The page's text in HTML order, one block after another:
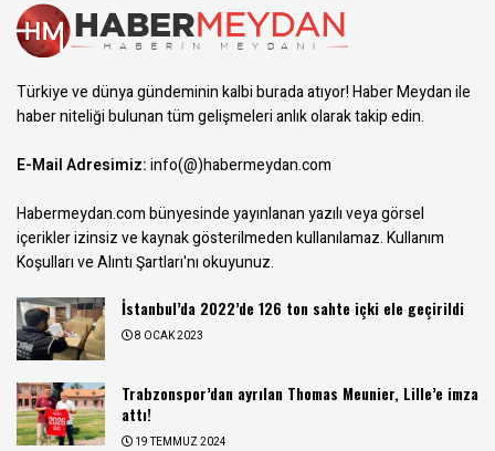
Türkiye ve dünya gündeminin kalbi burada atıyor! Haber Meydan ile
haber niteliği bulunan tüm gelişmeleri anlık olarak takip edin.
E-Mail Adresimiz:info(@)habermeydan.com
Habermeydan.com bünyesinde yayınlanan yazılı veya görsel
içerikler izinsiz ve kaynak gösterilmeden kullanılamaz.Kullanım
Koşulları ve Alıntı Şartları'nı okuyunuz.
İstanbul’da 2022’de 126 ton sahte içki ele geçirildi
8 OCAK 2023
Trabzonspor’dan ayrılan Thomas Meunier, Lille’e imza
attı!
19 TEMMUZ 2024